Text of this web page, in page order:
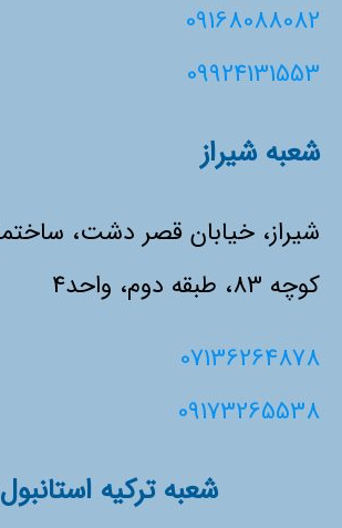
09168088082
09924131553
شعبه شیراز
شیراز، خیابان قصر دشت،
کوچه 83، طبقه دوم، واحد4
07136264878
09173265538